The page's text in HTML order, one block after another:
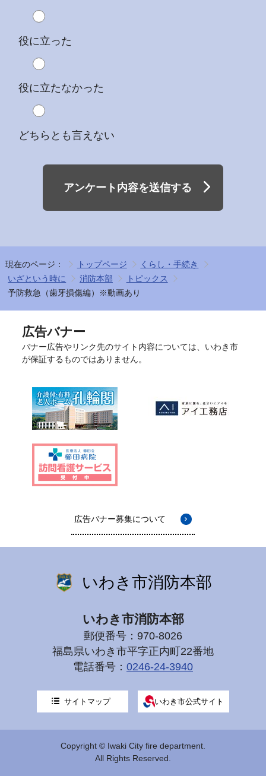
役に立った
役に立たなかった
どちらとも言えない
アンケート内容を送信する
現在のページ： トップページ
くらし・手続き
いざという時に
消防本部
トピックス
予防救急（歯牙損傷編）※動画あり
広告バナー
バナー広告やリンク先のサイト内容については、いわき市
が保証するものではありません。
広告バナー募集について
いわき市消防本部
いわき市消防本部
郵便番号：970-8026
福島県いわき市平字正内町22番地
電話番号： 0246-24-3940
サイトマップ いわき市公式サイト
Copyright © Iwaki City fire department.
All Rights Reserved.